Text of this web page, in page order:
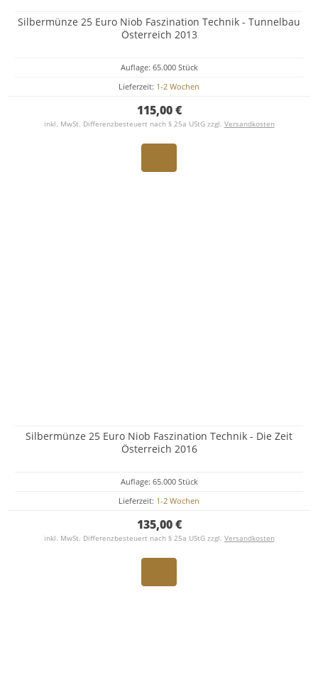
Silbermünze 25 Euro Niob Faszination Technik - Tunnelbau
Österreich 2013
Auflage: 65.000 Stück
Lieferzeit: 1-2 Wochen
115,00 €
inkl. MwSt. Differenzbesteuert nach § 25a UStG zzgl. Versandkosten
Silbermünze 25 Euro Niob Faszination Technik - Die Zeit
Österreich 2016
Auflage: 65.000 Stück
Lieferzeit: 1-2 Wochen
135,00 €
inkl. MwSt. Differenzbesteuert nach § 25a UStG zzgl. Versandkosten